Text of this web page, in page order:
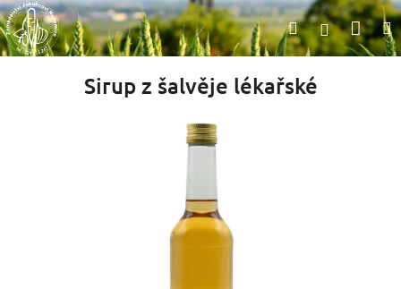
Přejít
na
obsah
HledatPřihlášení
Sirup z šalvěje lékařské